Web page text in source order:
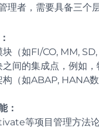
理者，需要具备三个
（如FI/CO, MM,
间的集成点，例如，
（如ABAP, HANA
：
等项目管理方法论